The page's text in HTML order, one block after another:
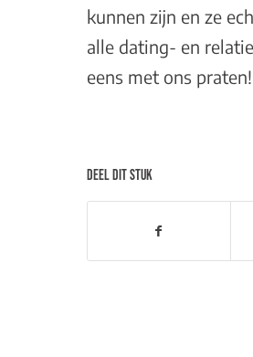
kunnen zijn en ze
alle dating- en
eens met ons praten!
DEEL DIT STUK